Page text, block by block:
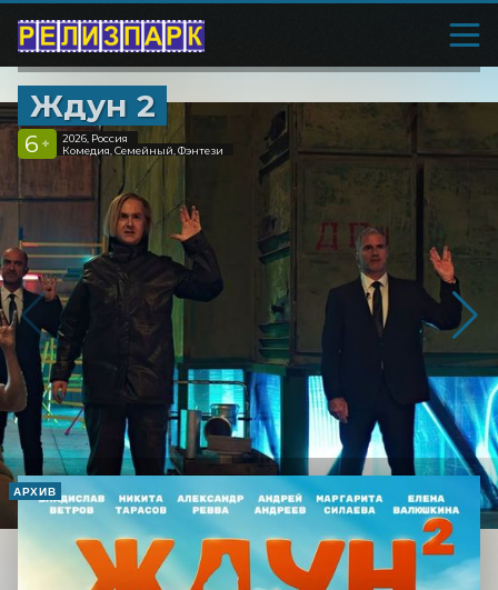
Ждун 2
6 +
2026, Россия
Комедия, Семейный, Фэнтези
АРХИВ